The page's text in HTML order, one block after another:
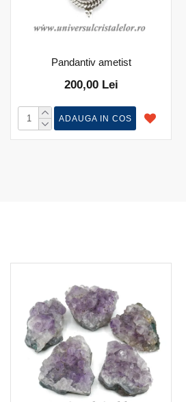
Pandantiv ametist
200,00 Lei
ADAUGA IN COS